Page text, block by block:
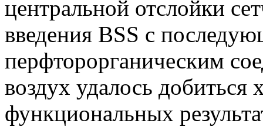
центральной отслойки
введения BSS с
перфторорганическим
воздух удалось
функциональных